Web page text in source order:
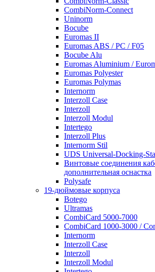
CombiNorm-Connect
Uninorm
Bocube
Euromas II
Euromas ABS / PC / F05
Bocube Alu
Euromas Aluminium /
Euromas Polyester
Euromas Polymas
Internorm
Interzoll Case
Interzoll
Interzoll Modul
Intertego
Interzoll Plus
Internorm Stil
UDS Universal-Docking-
Винтовые соединения
дополнительная оснастка
Polysafe
19-дюймовые корпуса
Botego
Ultramas
CombiCard 5000-7000
CombiCard 1000-3000 /
Internorm
Interzoll Case
Interzoll
Interzoll Modul